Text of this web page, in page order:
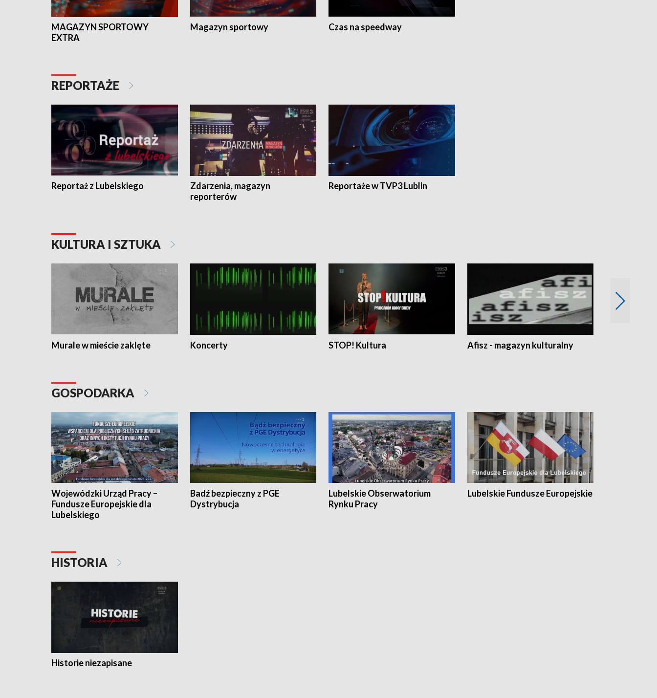
MAGAZYN SPORTOWY
EXTRA
Magazyn sportowy Czas na speedway
REPORTAŻE
Reportaż z Lubelskiego
Zdarzenia, magazyn
reporterów
Reportaże w TVP3 Lublin
KULTURA I SZTUKA
Murale w mieście zaklęte Koncerty STOP! Kultura Afisz - magazyn kulturalny
GOSPODARKA
Wojewódzki Urząd Pracy –
Fundusze Europejskie dla
Lubelskiego
Badź bezpieczny z PGE
Dystrybucja
Lubelskie Obserwatorium
Rynku Pracy
Lubelskie Fundusze Europejskie
HISTORIA
Historie niezapisane